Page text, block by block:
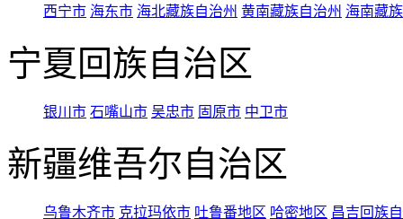
西宁市 海东市 海北藏族自治州 黄南藏族自治州 海南藏
宁夏回族自治区
银川市 石嘴山市 吴忠市 固原市 中卫市
新疆维吾尔自治区
乌鲁木齐市 克拉玛依市 吐鲁番地区 哈密地区 昌吉回族